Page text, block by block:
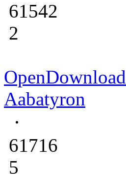
61542
2
Aabatyron
61716
5